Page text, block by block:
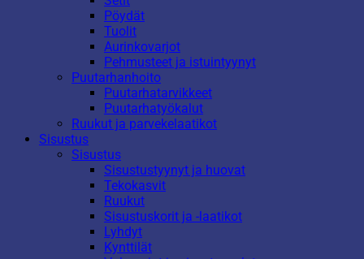
Pöydät
Tuolit
Aurinkovarjot
Pehmusteet ja istuintyynyt
Puutarhanhoito
Puutarhatarvikkeet
Puutarhatyökalut
Ruukut ja parvekelaatikot
Sisustus
Sisustus
Sisustustyynyt ja huovat
Tekokasvit
Ruukut
Sisustuskorit ja -laatikot
Lyhdyt
Kynttilät